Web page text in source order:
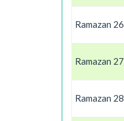
Ramazan 26
Ramazan 27
Ramazan 28